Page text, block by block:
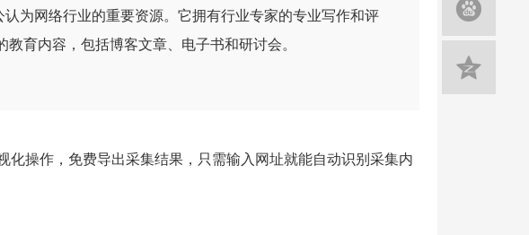
为网络行业的重要资源。它拥有行业专家的专业写作和评
育内容，包括博客文章、电子书和研讨会。
化操作，免费导出采集结果，只需输入网址就能自动识别采集内